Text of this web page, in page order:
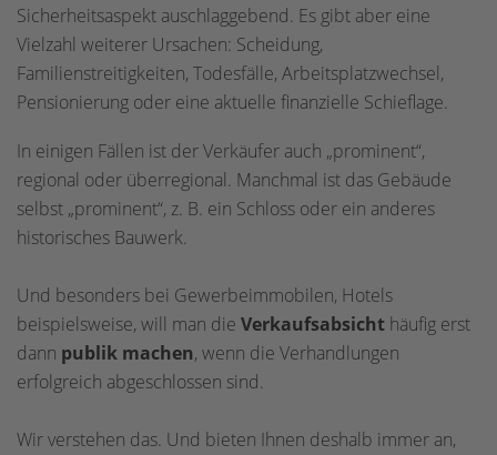
Sicherheitsaspekt auschlaggebend. Es gibt aber eine
Vielzahl weiterer Ursachen: Scheidung,
Familienstreitigkeiten, Todesfälle, Arbeitsplatzwechsel,
Pensionierung oder eine aktuelle finanzielle Schieflage.
In einigen Fällen ist der Verkäufer auch „prominent“,
regional oder überregional. Manchmal ist das Gebäude
selbst „prominent“, z. B. ein Schloss oder ein anderes
historisches Bauwerk.
Und besonders bei Gewerbeimmobilen, Hotels
beispielsweise, will man die Verkaufsabsicht häufig erst
dann publik machen, wenn die Verhandlungen
erfolgreich abgeschlossen sind.
Wir verstehen das. Und bieten Ihnen deshalb immer an,